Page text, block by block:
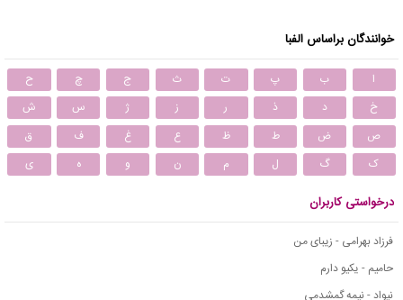
خوانندگان براساس الفبا
ا ب پ ت ث ج چ
ح
خ
د ذ ر ز ژ س
ش
ص
ض ط ظ ع غ ف
ق
ک
گ ل م ن و ه ی
درخواستی کاربران
فرزاد بهرامی - زیبای من
حامیم - یکیو دارم
نیواد - نیمه گمشدمی